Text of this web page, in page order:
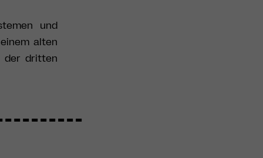
und
alten
der dritten